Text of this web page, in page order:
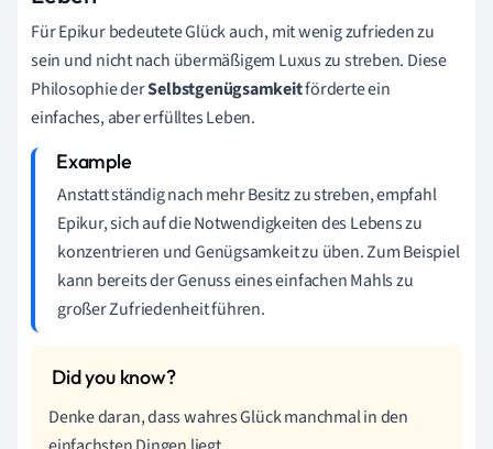
Für Epikur bedeutete Glück auch, mit wenig zufrieden zu
sein und nicht nach übermäßigem Luxus zu streben. Diese
Philosophie derSelbstgenügsamkeitförderte ein
einfaches, aber erfülltes Leben.
Anstatt ständig nach mehr Besitz zu streben, empfahl
Epikur, sich auf die Notwendigkeiten des Lebens zu
konzentrieren und Genügsamkeit zu üben. Zum Beispiel
kann bereits der Genuss eines einfachen Mahls zu
großer Zufriedenheit führen.
Denke daran, dass wahres Glück manchmal in den